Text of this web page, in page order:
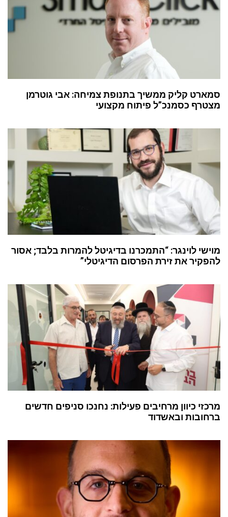
סמארט קליק ממשיך בתנופת צמיחה: אבי גוטרמן
מצטרף כסמנכ”ל פיתוח מקצועי
מוישי לוינגר: “התמכרנו בדיגיטל להמרות בלבד; אסור
להפקיר את זירת הפרסום הדיגיטלי”
מרכזי כיוון מרחיבים פעילות: נחנכו סניפים חדשים
ברחובות ובאשדוד